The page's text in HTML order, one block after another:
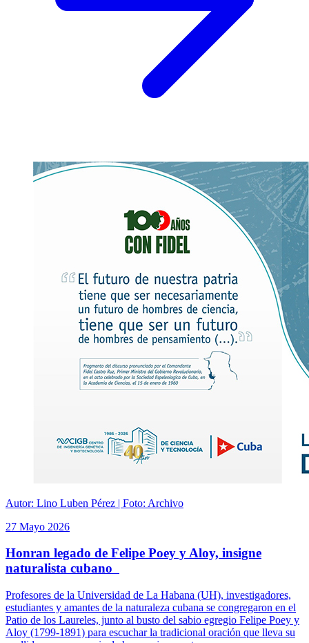
Autor: Lino Luben Pérez | Foto: Archivo
27 Mayo 2026
Honran legado de Felipe Poey y Aloy, insigne
naturalista cubano
Profesores de la Universidad de La Habana (UH), investigadores,
estudiantes y amantes de la naturaleza cubana se congregaron en el
Patio de los Laureles, junto al busto del sabio egregio Felipe Poey y
Aloy (1799-1891) para escuchar la tradicional oración que lleva su